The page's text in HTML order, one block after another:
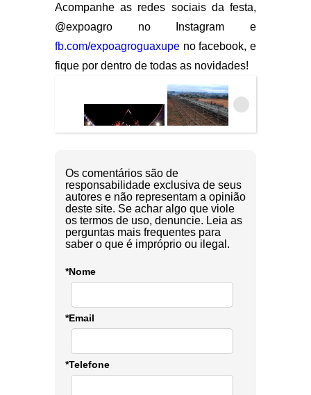
Acompanhe as redes sociais da festa,
@expoagro no Instagram e
fb.com/expoagroguaxupe no facebook, e
fique por dentro de todas as novidades!
Os comentários são de
responsabilidade exclusiva de seus
autores e não representam a opinião
deste site. Se achar algo que viole
os termos de uso, denuncie. Leia as
perguntas mais frequentes para
saber o que é impróprio ou ilegal.
*Nome
*Email
*Telefone